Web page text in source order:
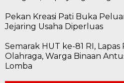
Pekan Kreasi Pati Buka
Jejaring Usaha Diperluas
Semarak HUT ke-81 RI,
Olahraga, Warga Binaan
Lomba